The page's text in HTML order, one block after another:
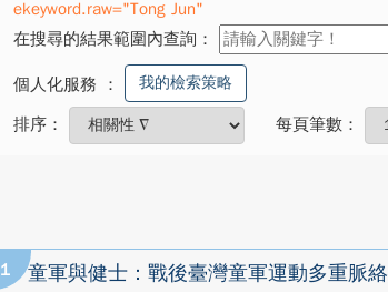
ekeyword.raw="Tong Jun"
在搜尋的結果範圍內查詢：
個人化服務 ： 我的檢索策略
排序： 每頁筆數：
1 童軍與健士：戰後臺灣童軍運動多重脈絡